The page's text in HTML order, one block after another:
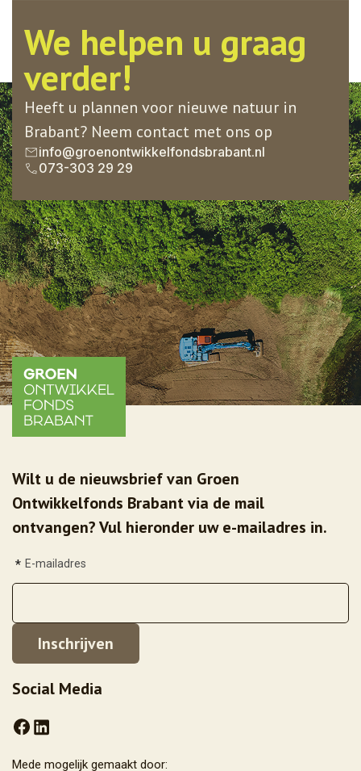
We helpen u graag
verder!
Heeft u plannen voor nieuwe natuur in
Brabant? Neem contact met ons op
info@groenontwikkelfondsbrabant.nl
073-303 29 29
Wilt u de nieuwsbrief van Groen
Ontwikkelfonds Brabant via de mail
ontvangen? Vul hieronder uw e-mailadres in.
E-mailadres
*
Social Media
Mede mogelijk gemaakt door: